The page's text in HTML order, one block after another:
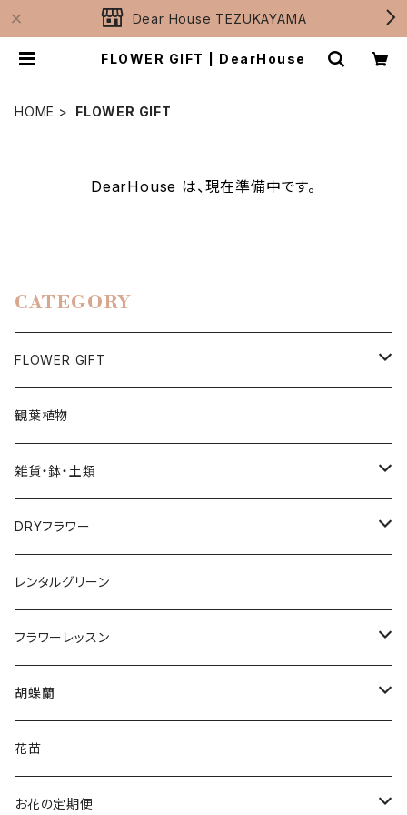
Dear House TEZUKAYAMA
FLOWER GIFT | DearHouse
HOME FLOWER GIFT
DearHouse は、現在準備中です。
CATEGORY
FLOWER GIFT
Bouquet
花束
アレンジメント
ローズブーケ
お供え花
アレンジメント
花束
寄せカゴ
花苗5
花苗3
観葉植物
雑貨・鉢・土類
鉢
用土
フラワーベース
園芸資材
ガラス
園芸用品
DRYフラワー
スワッグ
リース
ブーケ＆ブートニア
アレンジメント
レンタルグリーン
フラワーレッスン
アレンジメント
寄せ植え
リース
胡蝶蘭
3本立ち
5本立ち
花苗
お花の定期便